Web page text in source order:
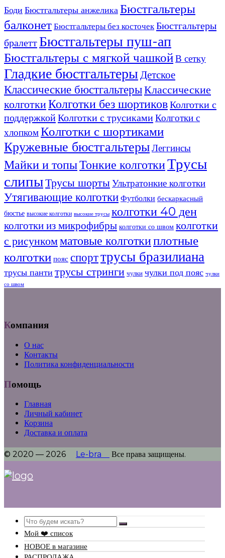
товара.
Боди Бюстгальтеры анжеликаБюстгальтеры
балконет Бюстгальтеры без косточек Бюстгальтеры
бралеттБюстгальтеры пуш-ап
Бюстгальтеры с мягкой чашкойВ сетку
Гладкие бюстгальтерыДетское
Классические бюстгальтерыКлассические
колготкиКолготки без шортиковКолготки с
поддержкойКолготки с трусикамиКолготки с
хлопкомКолготки с шортиками
Кружевные бюстгальтерыЛеггинсы
Майки и топыТонкие колготкиТрусы
слипыТрусы шортыУльтратонкие колготки
Утягивающие колготки Футболки бескаркасный
бюстье высокие колготки высокие трусы колготки 40 ден
колготки из микрофибры колготки со швом колготки
с рисункомматовые колготкиплотные
колготки пояс спорттрусы бразилиана
трусы панти трусы стринги чулки чулки под пояс чулки
со швом
Компания
О нас
Контакты
Политика конфиденциальности
Помощь
Главная
Личный кабинет
Корзина
Доставка и оплата
© 2020 — 2026 Le-bra Все права защищены.
Search
Мой ❤️ список
НОВОЕ в магазине